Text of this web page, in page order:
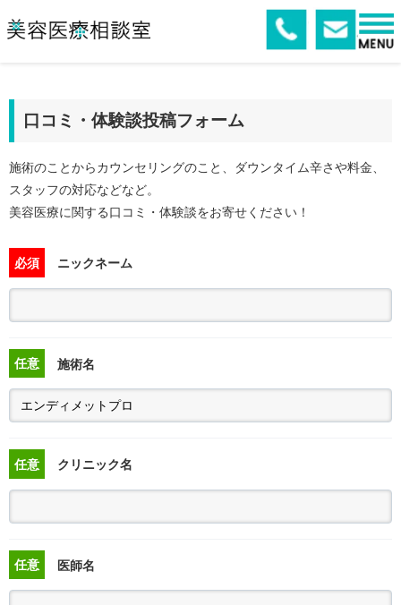
口コミ・体験談投稿フォーム
施術のことからカウンセリングのこと、ダウンタイム辛さや料金、
スタッフの対応などなど。
美容医療に関する口コミ・体験談をお寄せください！
必須 ニックネーム
任意 施術名
任意 クリニック名
任意 医師名